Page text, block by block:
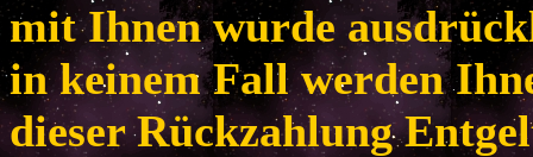
mit Ihnen wurde
in keinem Fall werden
dieser Rückzahlung